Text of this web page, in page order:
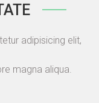
adipisicing elit,
magna aliqua.